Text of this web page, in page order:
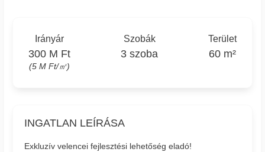
Irányár
300 M Ft
(5 M Ft/㎡)
Szobák
3 szoba
Terület
60 m²
INGATLAN LEÍRÁSA
Exkluzív velencei fejlesztési lehetőség eladó!